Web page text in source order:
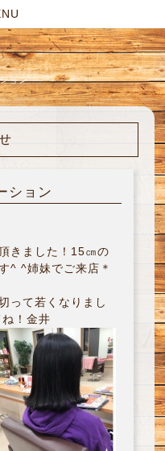
ョン
ション
きました！15㎝の
^ ^姉妹でご来店＊
って若くなりまし
！金井